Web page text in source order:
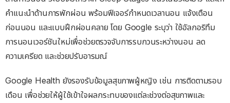
คำแนะนำด้านการพักผ่อน พร้อมฟีเจอร์กำหนดเวลานอน แจ้งเตือน
ก่อนนอน และแบบฝึกผ่อนคลาย โดย Google ระบุว่า ใช้อัลกอริทึม
การนอนเวอร์ชันใหม่เพื่อช่วยตรวจจับการรบกวนระหว่างนอน ลด
ความเครียด และช่วยปรับอารมณ์
Google Health ยังรองรับข้อมูลสุขภาพผู้หญิง เช่น การติดตามรอบ
เดือน เพื่อช่วยให้ผู้ใช้เข้าใจผลกระทบของแต่ละช่วงต่อสุขภาพและ